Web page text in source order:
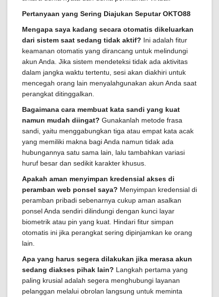
Pertanyaan yang Sering Diajukan Seputar OKTO88
Mengapa saya kadang secara otomatis dikeluarkan
dari sistem saat sedang tidak aktif? Ini adalah fitur
keamanan otomatis yang dirancang untuk melindungi
akun Anda. Jika sistem mendeteksi tidak ada aktivitas
dalam jangka waktu tertentu, sesi akan diakhiri untuk
mencegah orang lain menyalahgunakan akun Anda saat
perangkat ditinggalkan.
Bagaimana cara membuat kata sandi yang kuat
namun mudah diingat? Gunakanlah metode frasa
sandi, yaitu menggabungkan tiga atau empat kata acak
yang memiliki makna bagi Anda namun tidak ada
hubungannya satu sama lain, lalu tambahkan variasi
huruf besar dan sedikit karakter khusus.
Apakah aman menyimpan kredensial akses di
peramban web ponsel saya? Menyimpan kredensial di
peramban pribadi sebenarnya cukup aman asalkan
ponsel Anda sendiri dilindungi dengan kunci layar
biometrik atau pin yang kuat. Hindari fitur simpan
otomatis ini jika perangkat sering dipinjamkan ke orang
lain.
Apa yang harus segera dilakukan jika merasa akun
sedang diakses pihak lain? Langkah pertama yang
paling krusial adalah segera menghubungi layanan
pelanggan melalui obrolan langsung untuk meminta